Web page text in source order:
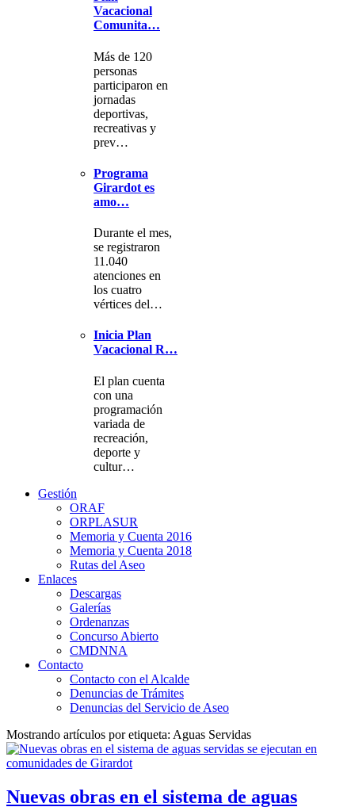
Vacacional
Comunita…
Más de 120
personas
participaron en
jornadas
deportivas,
recreativas y
prev…
Programa
Girardot es
amo…
Durante el mes,
se registraron
11.040
atenciones en
los cuatro
vértices del…
Inicia Plan
Vacacional R…
El plan cuenta
con una
programación
variada de
recreación,
deporte y
cultur…
Gestión
ORAF
ORPLASUR
Memoria y Cuenta 2016
Memoria y Cuenta 2018
Rutas del Aseo
Enlaces
Descargas
Galerías
Ordenanzas
Concurso Abierto
CMDNNA
Contacto
Contacto con el Alcalde
Denuncias de Trámites
Denuncias del Servicio de Aseo
Mostrando artículos por etiqueta: Aguas Servidas
Nuevas obras en el sistema de aguas